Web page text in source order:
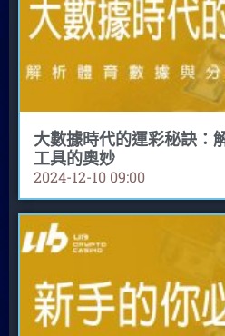
大數據時代的運彩秘訣：
工具的奧妙
2024-12-10 09:00